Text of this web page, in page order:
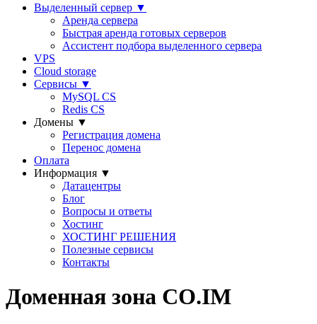
Выделенный сервер ▼
Аренда сервера
Быстрая аренда готовых серверов
Ассистент подбора выделенного сервера
VPS
Cloud storage
Сервисы ▼
MySQL CS
Redis CS
Домены ▼
Регистрация домена
Перенос домена
Оплата
Информация ▼
Датацентры
Блог
Вопросы и ответы
Хостинг
ХОСТИНГ РЕШЕНИЯ
Полезные сервисы
Контакты
Доменная зона CO.IM